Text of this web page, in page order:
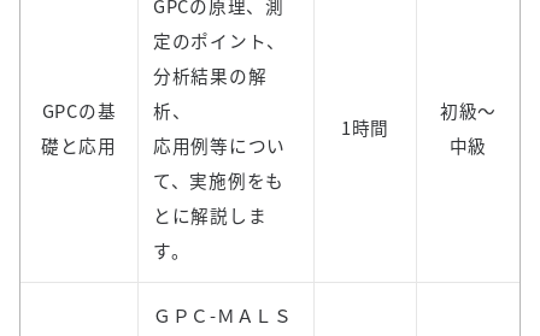
GPCの基
礎と応用
GPCの原理、測
定のポイント、
分析結果の解
析、
応用例等につい
て、実施例をも
とに解説しま
す。
1時間
初級～
中級
ＧＰＣ-ＭＡＬＳ